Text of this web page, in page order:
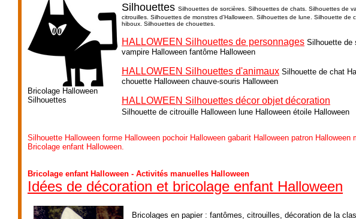
Bricolage Halloween
Silhouettes
Silhouettes Silhouettes de sorcières. Silhouettes de chats. Silhouettes de
citrouilles. Silhouettes de monstres d'Halloween. Silhouettes de lune. Silhouette de
hiboux. Silhouettes de chouettes.
HALLOWEEN Silhouettes de personnages Silhouette de
vampire Halloween fantôme Halloween
HALLOWEEN Silhouettes d'animaux Silhouette de chat
chouette Halloween chauve-souris Halloween
HALLOWEEN Silhouettes décor objet décoration
Silhouette de citrouille Halloween lune Halloween étoile Halloween
Silhouette Halloween forme Halloween pochoir Halloween gabarit Halloween patron Halloween
Bricolage enfant Halloween.
Bricolage enfant Halloween - Activités manuelles Halloween
Idées de décoration et bricolage enfant Halloween
Bricolages en papier : fantômes, citrouilles, décoration de la